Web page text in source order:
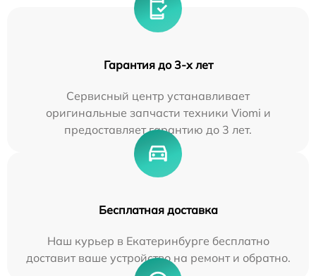
Гарантия до 3-х лет
Сервисный центр устанавливает
оригинальные запчасти техники Viomi и
предоставляет гарантию до 3 лет.
Бесплатная доставка
Наш курьер в Екатеринбурге бесплатно
доставит ваше устройство на ремонт и обратно.